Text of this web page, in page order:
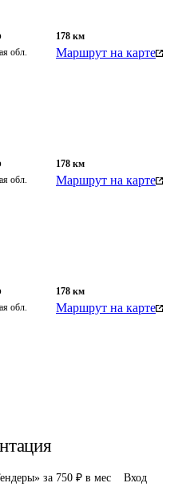
обл.
178 км
Маршрут на карте
обл.
178 км
Маршрут на карте
обл.
178 км
Маршрут на карте
за 750 ₽ в мес
Вход